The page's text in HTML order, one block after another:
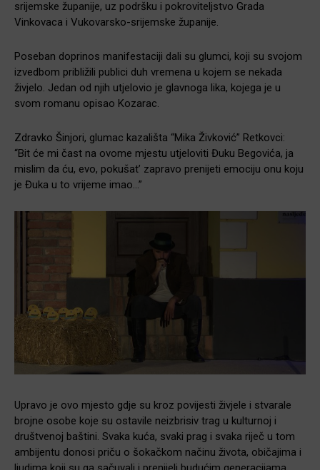
srijemske županije, uz podršku i pokroviteljstvo Grada
Vinkovaca i Vukovarsko-srijemske županije.
Poseban doprinos manifestaciji dali su glumci, koji su svojom
izvedbom približili publici duh vremena u kojem se nekada
živjelo. Jedan od njih utjelovio je glavnoga lika, kojega je u
svom romanu opisao Kozarac.
Zdravko Šinjori, glumac kazališta “Mika Živković” Retkovci:
“Bit će mi čast na ovome mjestu utjeloviti Đuku Begovića, ja
mislim da ću, evo, pokušat’ zapravo prenijeti emociju onu koju
je Đuka u to vrijeme imao…”
Upravo je ovo mjesto gdje su kroz povijesti živjele i stvarale
brojne osobe koje su ostavile neizbrisiv trag u kulturnoj i
društvenoj baštini. Svaka kuća, svaki prag i svaka riječ u tom
ambijentu donosi priču o šokačkom načinu života, običajima i